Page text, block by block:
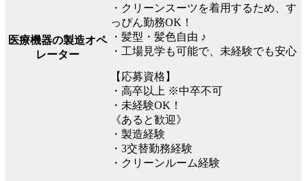
医療機器の製造オペ
レーター
・クリーンスーツを着用するため、す
っぴん勤務OK！
・髪型・髪色自由 ♪
・工場見学も可能で、未経験でも安心
【応募資格】
・高卒以上 ※中卒不可
・未経験OK！
《あると歓迎》
・製造経験
・3交替勤務経験
・クリーンルーム経験